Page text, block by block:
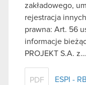
zakładowego,
rejestracja
prawna: Art. 56
informacje
PROJEKT S.A. z…
PDF ESPI -